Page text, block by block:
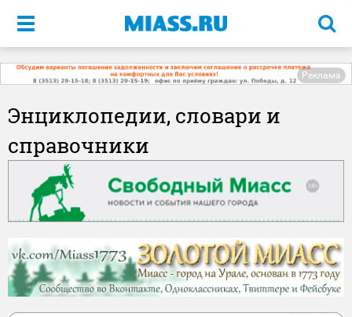
Меню
Реклама
Энциклопедии, словари и
справочники